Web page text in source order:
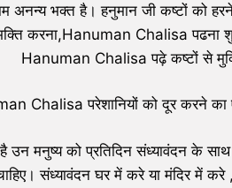
अनन्य भक्त है। हनुमान जी कष्टों को
करना,Hanuman Chalisa
Hanuman Chalisa पढ़े कष्टों से
Chalisa परेशानियों को दूर करने
है उन मनुष्य को प्रतिदिन संध्यावंदन के
संध्यावंदन घर में करे या मंदिर में